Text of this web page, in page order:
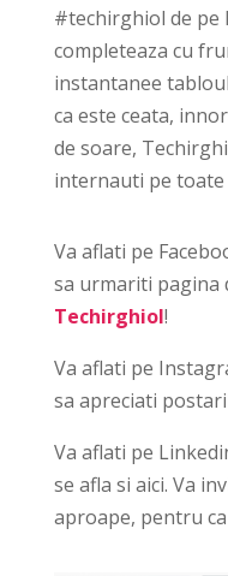
#techirghiol de pe
completeaza cu
instantanee
ca este ceata,
de soare,
internauti pe toate
Va aflati pe
sa urmariti pagina
Techirghiol!
Va aflati pe
sa apreciati
Va aflati pe
se afla si aici. Va
aproape, pentru